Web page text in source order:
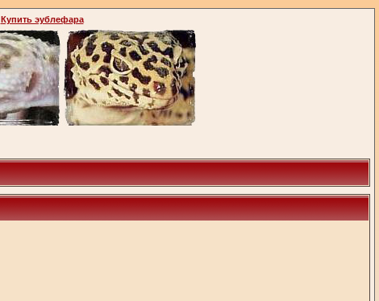
Купить эублефара